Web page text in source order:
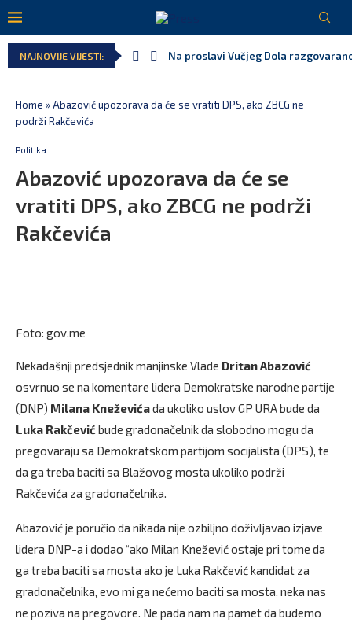
NAJNOVIJE VIJESTI: Na proslavi Vučjeg Dola
Home »Abazović upozorava da će se vratiti DPS, ako ZBCG ne
podrži Rakčevića
Politika
Abazović upozorava da će se
vratiti DPS, ako ZBCG ne podrži
Rakčevića
Foto: gov.me
Nekadašnji predsjednik manjinske Vlade Dritan Abazović
osvrnuo se na komentare lidera Demokratske narodne partije
(DNP) Milana Kneževićada ukoliko uslov GP URA bude da
Luka Rakčević bude gradonačelnik da slobodno mogu da
pregovaraju sa Demokratskom partijom socijalista (DPS), te
da ga treba baciti sa Blažovog mosta ukoliko podrži
Rakčevića za gradonačelnika.
Abazović je poručio da nikada nije ozbiljno doživljavao izjave
lidera DNP-a i dodao “ako Milan Knežević ostaje pri tome da
ga treba baciti sa mosta ako je Luka Rakčević kandidat za
gradonačelnika, evo mi ga nećemo baciti sa mosta, neka nas
ne poziva na pregovore. Ne pada nam na pamet da budemo